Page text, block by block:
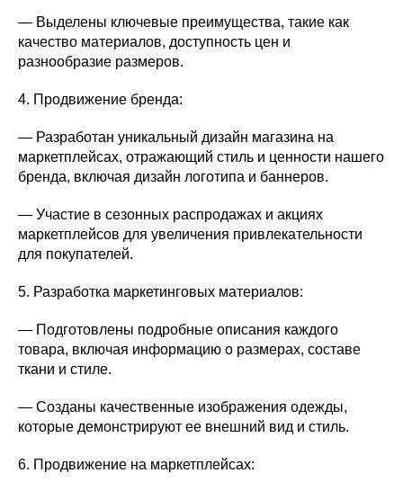
— Выделены ключевые преимущества, такие как
качество материалов, доступность цен и
разнообразие размеров.
4. Продвижение бренда:
— Разработан уникальный дизайн магазина на
маркетплейсах, отражающий стиль и ценности нашего
бренда, включая дизайн логотипа и баннеров.
— Участие в сезонных распродажах и акциях
маркетплейсов для увеличения привлекательности
для покупателей.
5. Разработка маркетинговых материалов:
— Подготовлены подробные описания каждого
товара, включая информацию о размерах, составе
ткани и стиле.
— Созданы качественные изображения одежды,
которые демонстрируют ее внешний вид и стиль.
6. Продвижение на маркетплейсах: